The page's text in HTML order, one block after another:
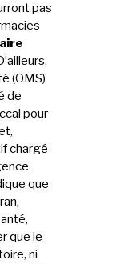
pas
(OMS)
de
pour
chargé
que
que le
ni